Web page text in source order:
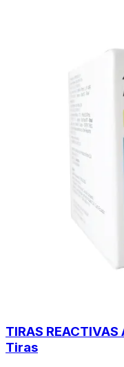
TIRAS
Tiras